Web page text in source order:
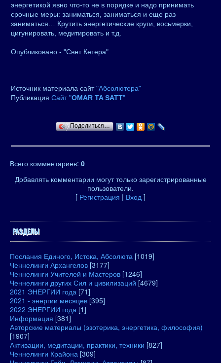
энергетикой явно что-то не в порядке и надо принимать
срочные меры: заниматься, заниматься и еще раз
заниматься… Крутить энергетические круги, восьмерки,
цигунировать, медитировать и т.д.
Опубликовано - "Свет Кетера"
Источник материала сайт"Абсолютера"
Публикация Сайт "OMAR TA SATT"
Поделиться…
Всего комментариев: 0
Добавлять комментарии могут только зарегистрированные
пользователи.
[ Регистрация | Вход ]
РАЗДЕЛЫ
Послания Единого, Истока, Абсолюта [1019]
Ченнелинги Архангелов [3177]
Ченнелинги Учителей и Мастеров [1246]
Ченнелинги других Сил и цивилизаций [4679]
2021 ЭНЕРГИИ года [71]
2021 - энергии месяцев [395]
2022 ЭНЕРГИИ года [1]
Информация [381]
Авторские материалы (эзотерика, энергетика, философия)
[1907]
Активации, медитации, практики, техники [827]
Ченнелинги Крайона [309]